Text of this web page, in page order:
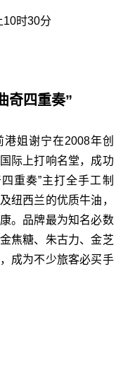
10时30分
奇四重奏”
姐谢宁在2008年创
际上打响名堂，成功
重奏”主打全手工制
纽西兰的优质牛油，
。品牌最为知名必数
焦糖、朱古力、金芝
成为不少旅客必买手